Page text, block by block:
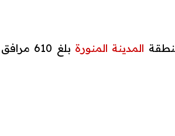
المدينة المنورة
بلغ 610